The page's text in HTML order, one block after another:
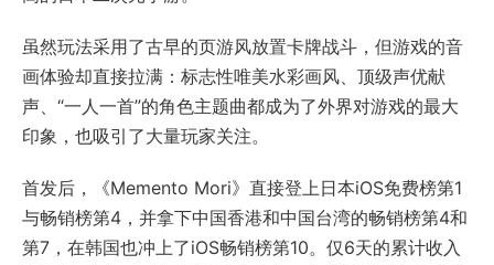
虽然玩法采用了古早的页游风放置卡牌战斗，但游戏的音
画体验却直接拉满：标志性唯美水彩画风、顶级声优献
声、“一人一首”的角色主题曲都成为了外界对游戏的最大
印象，也吸引了大量玩家关注。
首发后，《Memento Mori》直接登上日本iOS免费榜第1
与畅销榜第4，并拿下中国香港和中国台湾的畅销榜第4和
第7，在韩国也冲上了iOS畅销榜第10。仅6天的累计收入